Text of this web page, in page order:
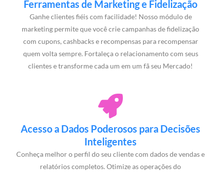
Ferramentas de Marketing e Fidelização
Ganhe clientes fiéis com facilidade! Nosso módulo de
marketing permite que você crie campanhas de fidelização
com cupons, cashbacks e recompensas para recompensar
quem volta sempre. Fortaleça o relacionamento com seus
clientes e transforme cada um em um fã seu Mercado!
Acesso a Dados Poderosos para Decisões
Inteligentes
Conheça melhor o perfil do seu cliente com dados de vendas e
relatórios completos. Otimize as operações do